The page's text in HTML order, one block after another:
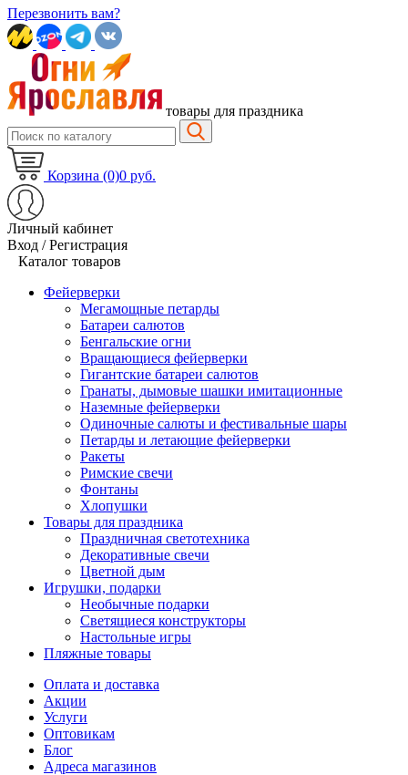
Перезвонить вам?
товары для праздника
Корзина (0)0 руб.
Личный кабинет
Вход / Регистрация
Каталог товаров
Фейерверки
Мегамощные петарды
Батареи салютов
Бенгальские огни
Вращающиеся фейерверки
Гигантские батареи салютов
Гранаты, дымовые шашки имитационные
Наземные фейерверки
Одиночные салюты и фестивальные шары
Петарды и летающие фейерверки
Ракеты
Римские свечи
Фонтаны
Хлопушки
Товары для праздника
Праздничная светотехника
Декоративные свечи
Цветной дым
Игрушки, подарки
Необычные подарки
Светящиеся конструкторы
Настольные игры
Пляжные товары
Оплата и доставка
Акции
Услуги
Оптовикам
Блог
Адреса магазинов